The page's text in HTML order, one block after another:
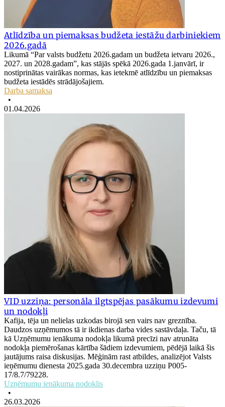
Atlīdzība un piemaksas budžeta iestāžu darbiniekiem
2026.gadā
Likumā “Par valsts budžetu 2026.gadam un budžeta ietvaru 2026.,
2027. un 2028.gadam”, kas stājās spēkā 2026.gada 1.janvārī, ir
nostiprinātas vairākas normas, kas ietekmē atlīdzību un piemaksas
budžeta iestādēs strādājošajiem.
Darba samaksa
•
01.04.2026
VID uzziņa: personāla ilgtspējas pasākumu izdevumi
un nodokļi
Kafija, tēja un nelielas uzkodas birojā sen vairs nav greznība.
Daudzos uzņēmumos tā ir ikdienas darba vides sastāvdaļa. Taču, tā
kā Uzņēmumu ienākuma nodokļa likumā precīzi nav atrunāta
nodokļa piemērošanas kārtība šādiem izdevumiem, pēdējā laikā šis
jautājums raisa diskusijas. Mēģinām rast atbildes, analizējot Valsts
ieņēmumu dienesta 2025.gada 30.decembra uzziņu P005-
17/8.7/79228.
Uzņēmumu ienākuma nodoklis
•
26.03.2026